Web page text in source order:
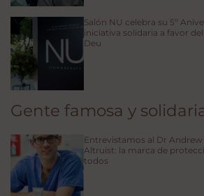
Salón NU celebra su 5º
iniciativa solidaria a favor
Deu
Gente famosa y
Entrevistamos al Dr
Altruist: la marca de
todos